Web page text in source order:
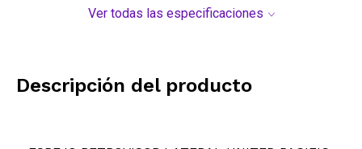
Ver todas las especificaciones
Descripción del producto